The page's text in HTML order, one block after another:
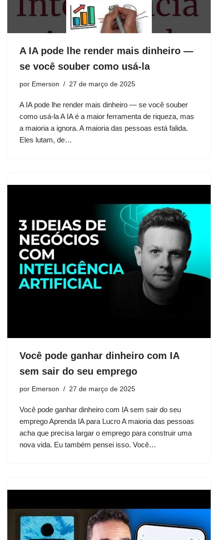
A IA pode lhe render mais dinheiro —
se você souber como usá-la
por Emerson 27 de março de 2025
A IA pode lhe render mais dinheiro — se você souber
como usá-la A IA é a maior ferramenta de riqueza, mas
a maioria a ignora. A maioria das pessoas está falida.
Eles lutam, de…
Você pode ganhar dinheiro com IA
sem sair do seu emprego
por Emerson 27 de março de 2025
Você pode ganhar dinheiro com IA sem sair do seu
emprego Aprenda IA ​​para Lucro A maioria das pessoas
acha que precisa largar o emprego para construir uma
nova vida. Eu também pensei isso. Você…